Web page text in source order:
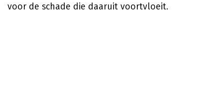
voor de schade die daaruit voortvloeit.